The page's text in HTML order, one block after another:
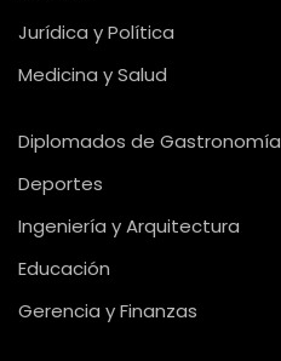
Jurídica y Política
Medicina y Salud
Diplomados de Gastronomía
Deportes
Ingeniería y Arquitectura
Educación
Gerencia y Finanzas